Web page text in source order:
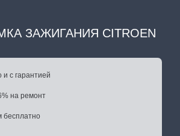
ЗАЖИГАНИЯ CITROEN
с гарантией
на ремонт
бесплатно